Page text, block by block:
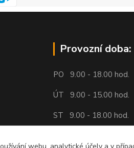
Provozní doba:
PO 9.00 - 18.00 hod.
ÚT 9.00 - 15.00 hod.
ST 9.00 - 18.00 hod.